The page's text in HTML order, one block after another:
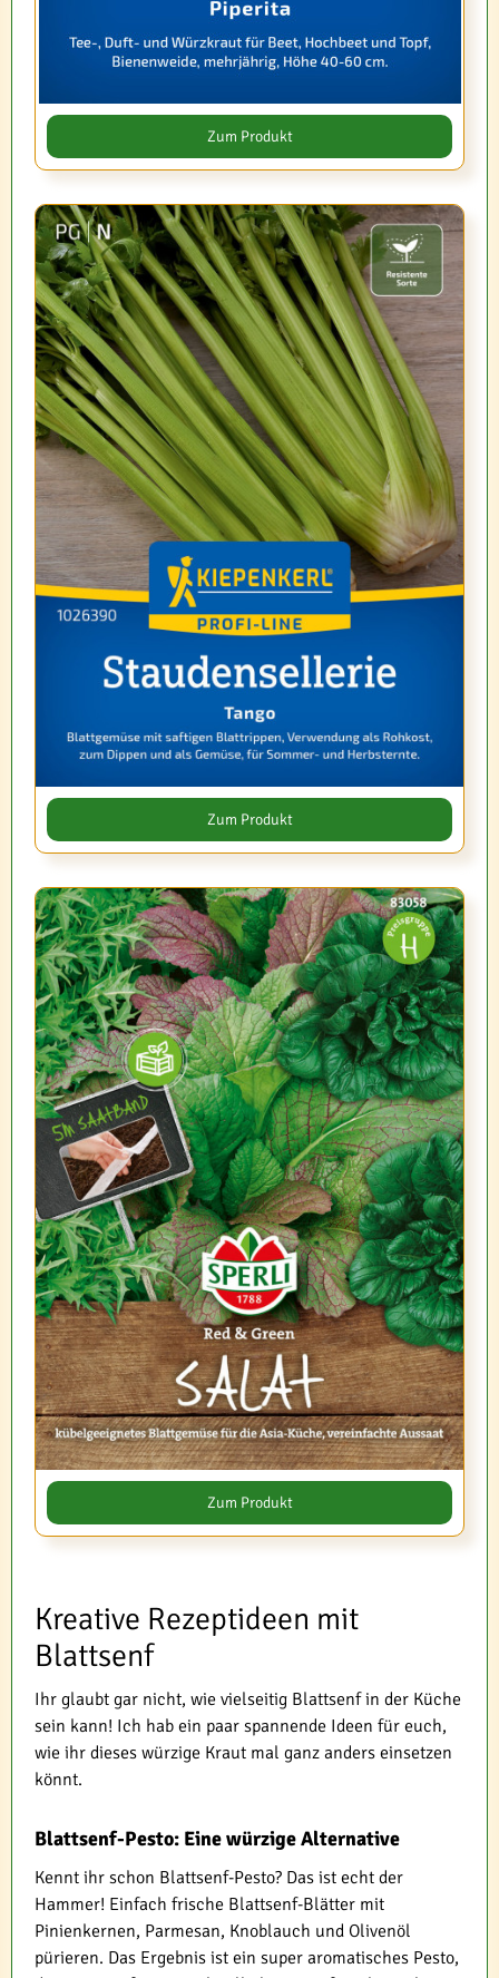
Zum Produkt
Zum Produkt
Zum Produkt
Kreative Rezeptideen mit
Blattsenf
Ihr glaubt gar nicht, wie vielseitig Blattsenf in der Küche
sein kann! Ich hab ein paar spannende Ideen für euch,
wie ihr dieses würzige Kraut mal ganz anders einsetzen
könnt.
Blattsenf-Pesto: Eine würzige Alternative
Kennt ihr schon Blattsenf-Pesto? Das ist echt der
Hammer! Einfach frische Blattsenf-Blätter mit
Pinienkernen, Parmesan, Knoblauch und Olivenöl
pürieren. Das Ergebnis ist ein super aromatisches Pesto,